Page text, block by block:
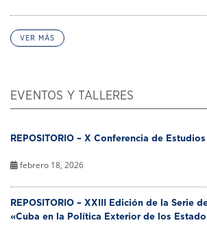
VER MÁS
EVENTOS Y TALLERES
REPOSITORIO – X Conferencia de
febrero 18, 2026
REPOSITORIO – XXIII Edición de la Serie
«Cuba en la Política Exterior de los